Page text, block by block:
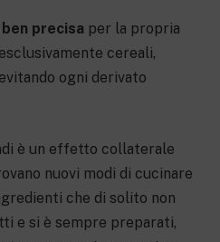
precisa per la propria
cereali,
ogni derivato
è un effetto collaterale
nuovi modi di cucinare
che di solito non
e si è sempre preparati,